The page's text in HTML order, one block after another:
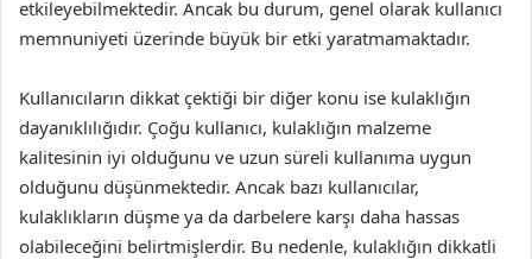
etkileyebilmektedir. Ancak bu durum, genel olarak kullanıcı
memnuniyeti üzerinde büyük bir etki yaratmamaktadır.
Kullanıcıların dikkat çektiği bir diğer konu ise kulaklığın
dayanıklılığıdır. Çoğu kullanıcı, kulaklığın malzeme
kalitesinin iyi olduğunu ve uzun süreli kullanıma uygun
olduğunu düşünmektedir. Ancak bazı kullanıcılar,
kulaklıkların düşme ya da darbelere karşı daha hassas
olabileceğini belirtmişlerdir. Bu nedenle, kulaklığın dikkatli